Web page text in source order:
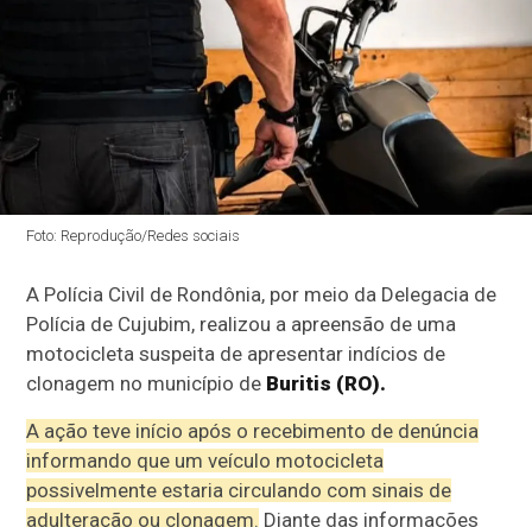
Foto: Reprodução/Redes sociais
A Polícia Civil de Rondônia, por meio da Delegacia de
Polícia de Cujubim, realizou a apreensão de uma
motocicleta suspeita de apresentar indícios de
clonagem no município de Buritis (RO).
A ação teve início após o recebimento de denúncia
informando que um veículo motocicleta
possivelmente estaria circulando com sinais de
adulteração ou clonagem. Diante das informações